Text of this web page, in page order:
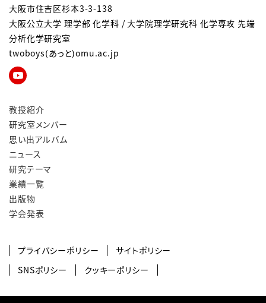
大阪市住吉区杉本3-3-138
大阪公立大学 理学部 化学科 / 大学院理学研究科 化学専攻 先端
分析化学研究室
twoboys(あっと)omu.ac.jp
教授紹介
研究室メンバー
思い出アルバム
ニュース
研究テーマ
業績一覧
出版物
学会発表
プライバシーポリシー
サイトポリシー
SNSポリシー
クッキーポリシー